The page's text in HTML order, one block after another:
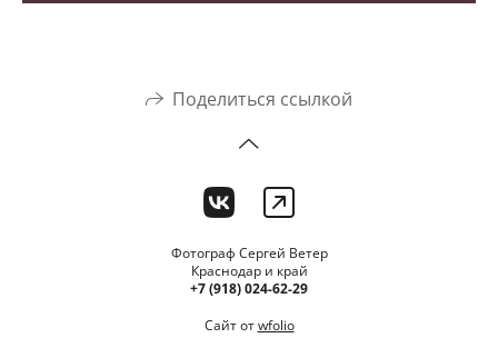
Поделиться ссылкой
Фотограф Сергей Ветер
Краснодар и край
+7 (918) 024-62-29
Сайт отwfolio